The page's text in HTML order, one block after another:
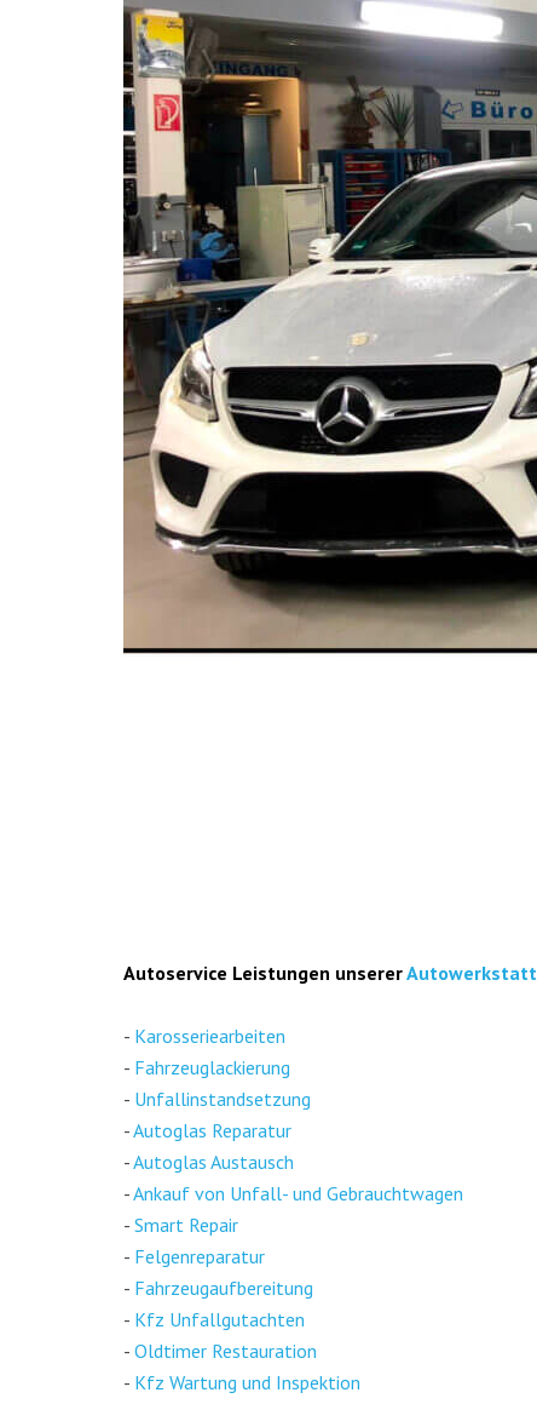
Auto­ser­vice Leis­tun­gen unse­rerAuto­werk­statt
- Karos­se­rie­ar­bei­ten
- Fahr­zeug­la­ckie­rung
- Unfall­in­stand­set­zung
-Auto­glas Repa­ra­tur
-Auto­glas Aus­tausch
-Ankauf von Unfall- und Gebraucht­wa­gen
- Smart Repair
- Fel­gen­re­pa­ra­tur
- Fahr­zeug­auf­be­rei­tung
- Kfz Unfall­gut­ach­ten
- Old­ti­mer Restau­ra­ti­on
- Kfz War­tung und Inspek­ti­on